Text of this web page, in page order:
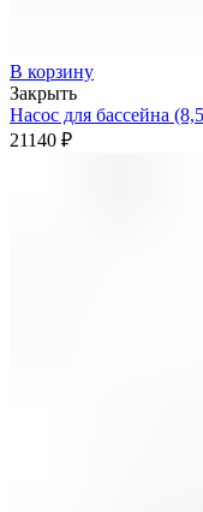
В корзину
Закрыть
Насос для бассейна
21140 ₽